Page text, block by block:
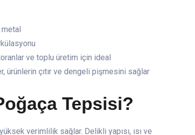
metal
ve toplu üretim için ideal
ürünlerin çıtır ve dengeli pişmesini sağlar
Tepsisi?
verimlilik sağlar. Delikli yapısı, ısı ve